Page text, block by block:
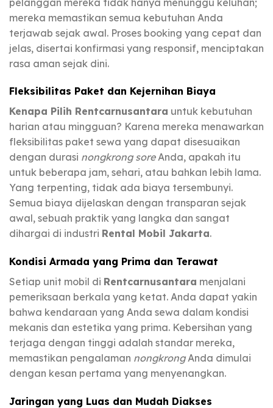
mereka memastikan semua kebutuhan Anda
terjawab sejak awal. Proses booking yang cepat dan
jelas, disertai konfirmasi yang responsif, menciptakan
rasa aman sejak dini.
Fleksibilitas Paket dan Kejernihan Biaya
Kenapa Pilih Rentcarnusantara untuk kebutuhan
harian atau mingguan? Karena mereka menawarkan
fleksibilitas paket sewa yang dapat disesuaikan
dengan durasi nongkrong soreAnda, apakah itu
untuk beberapa jam, sehari, atau bahkan lebih lama.
Yang terpenting, tidak ada biaya tersembunyi.
Semua biaya dijelaskan dengan transparan sejak
awal, sebuah praktik yang langka dan sangat
dihargai di industri Rental Mobil Jakarta.
Kondisi Armada yang Prima dan Terawat
Setiap unit mobil di Rentcarnusantara menjalani
pemeriksaan berkala yang ketat. Anda dapat yakin
bahwa kendaraan yang Anda sewa dalam kondisi
mekanis dan estetika yang prima. Kebersihan yang
terjaga dengan tinggi adalah standar mereka,
memastikan pengalaman nongkrongAnda dimulai
dengan kesan pertama yang menyenangkan.
Jaringan yang Luas dan Mudah Diakses